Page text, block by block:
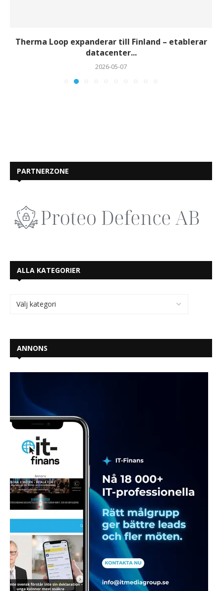
Therma Loop expanderar till Finland – etablerar
datacenter...
2026-05-07
PARTNERZONE
ALLA KATEGORIER
ANNONS